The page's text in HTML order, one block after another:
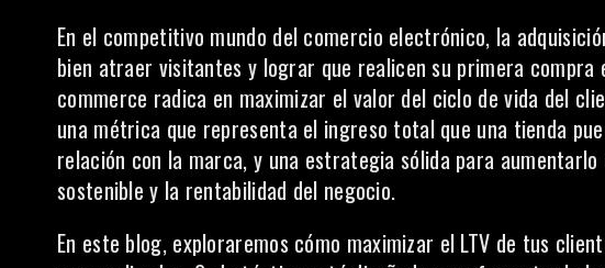
En el competitivo mundo del comercio electrónico, la
bien atraer visitantes y lograr que realicen su primera compra
commerce radica en maximizar el valor del ciclo de vida del
una métrica que representa el ingreso total que una tienda
relación con la marca, y una estrategia sólida para
sostenible y la rentabilidad del negocio.
En este blog, exploraremos cómo maximizar el LTV de tus